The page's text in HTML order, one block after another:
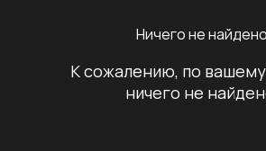
Ничего не найдено
К сожалению, по
ничего не